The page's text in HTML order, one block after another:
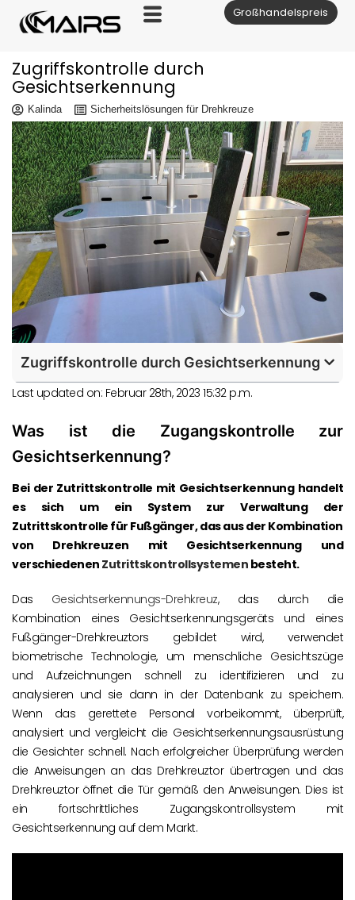
Zum
Inhalt
Großhandelspreis
Zugriffskontrolle durch
Gesichtserkennung
Kalinda Sicherheitslösungen für Drehkreuze
Zugriffskontrolle durch Gesichtserkennung
Last updated on: Februar 28th, 2023 15:32 p.m.
Was ist die Zugangskontrolle zur
Gesichtserkennung?
Bei der Zutrittskontrolle mit Gesichtserkennung handelt
es sich um ein System zur Verwaltung der
Zutrittskontrolle für Fußgänger, das aus der Kombination
von Drehkreuzen mit Gesichtserkennung und
verschiedenen Zutrittskontrollsystemen besteht.
Das Gesichtserkennungs-Drehkreuz, das durch die
Kombination eines Gesichtserkennungsgeräts und eines
Fußgänger-Drehkreuztors gebildet wird, verwendet
biometrische Technologie, um menschliche Gesichtszüge
und Aufzeichnungen schnell zu identifizieren und zu
analysieren und sie dann in der Datenbank zu speichern.
Wenn das gerettete Personal vorbeikommt, überprüft,
analysiert und vergleicht die Gesichtserkennungsausrüstung
die Gesichter schnell. Nach erfolgreicher Überprüfung werden
die Anweisungen an das Drehkreuztor übertragen und das
Drehkreuztor öffnet die Tür gemäß den Anweisungen. Dies ist
ein fortschrittliches Zugangskontrollsystem mit
Gesichtserkennung auf dem Markt.